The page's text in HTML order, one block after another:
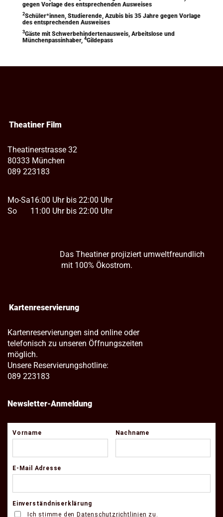
gegen Vorlage des entsprechenden Ausweises
2Schüler*innen, Studierende, Azubis bis 35 Jahre gegen Vorlage
des entsprechenden Ausweises
3Gäste mit Schwerbehindertenausweis, Arbeitslose und
Münchenpassinhaber, 4Gildepass
Theatiner Film
Theatinerstrasse 32
80333 München
089 223183
Mo-Sa
So
16:00 Uhr bis 22:00 Uhr
11:00 Uhr bis 22:00 Uhr
Das Theatiner projiziert umweltfreundlich
mit 100% Ökostrom.
Kartenreservierung
Kartenreservierungen sind online oder
telefonisch zu unseren Öffnungszeiten
möglich.
Unsere Reservierungshotline:
089 223183
Newsletter-Anmeldung